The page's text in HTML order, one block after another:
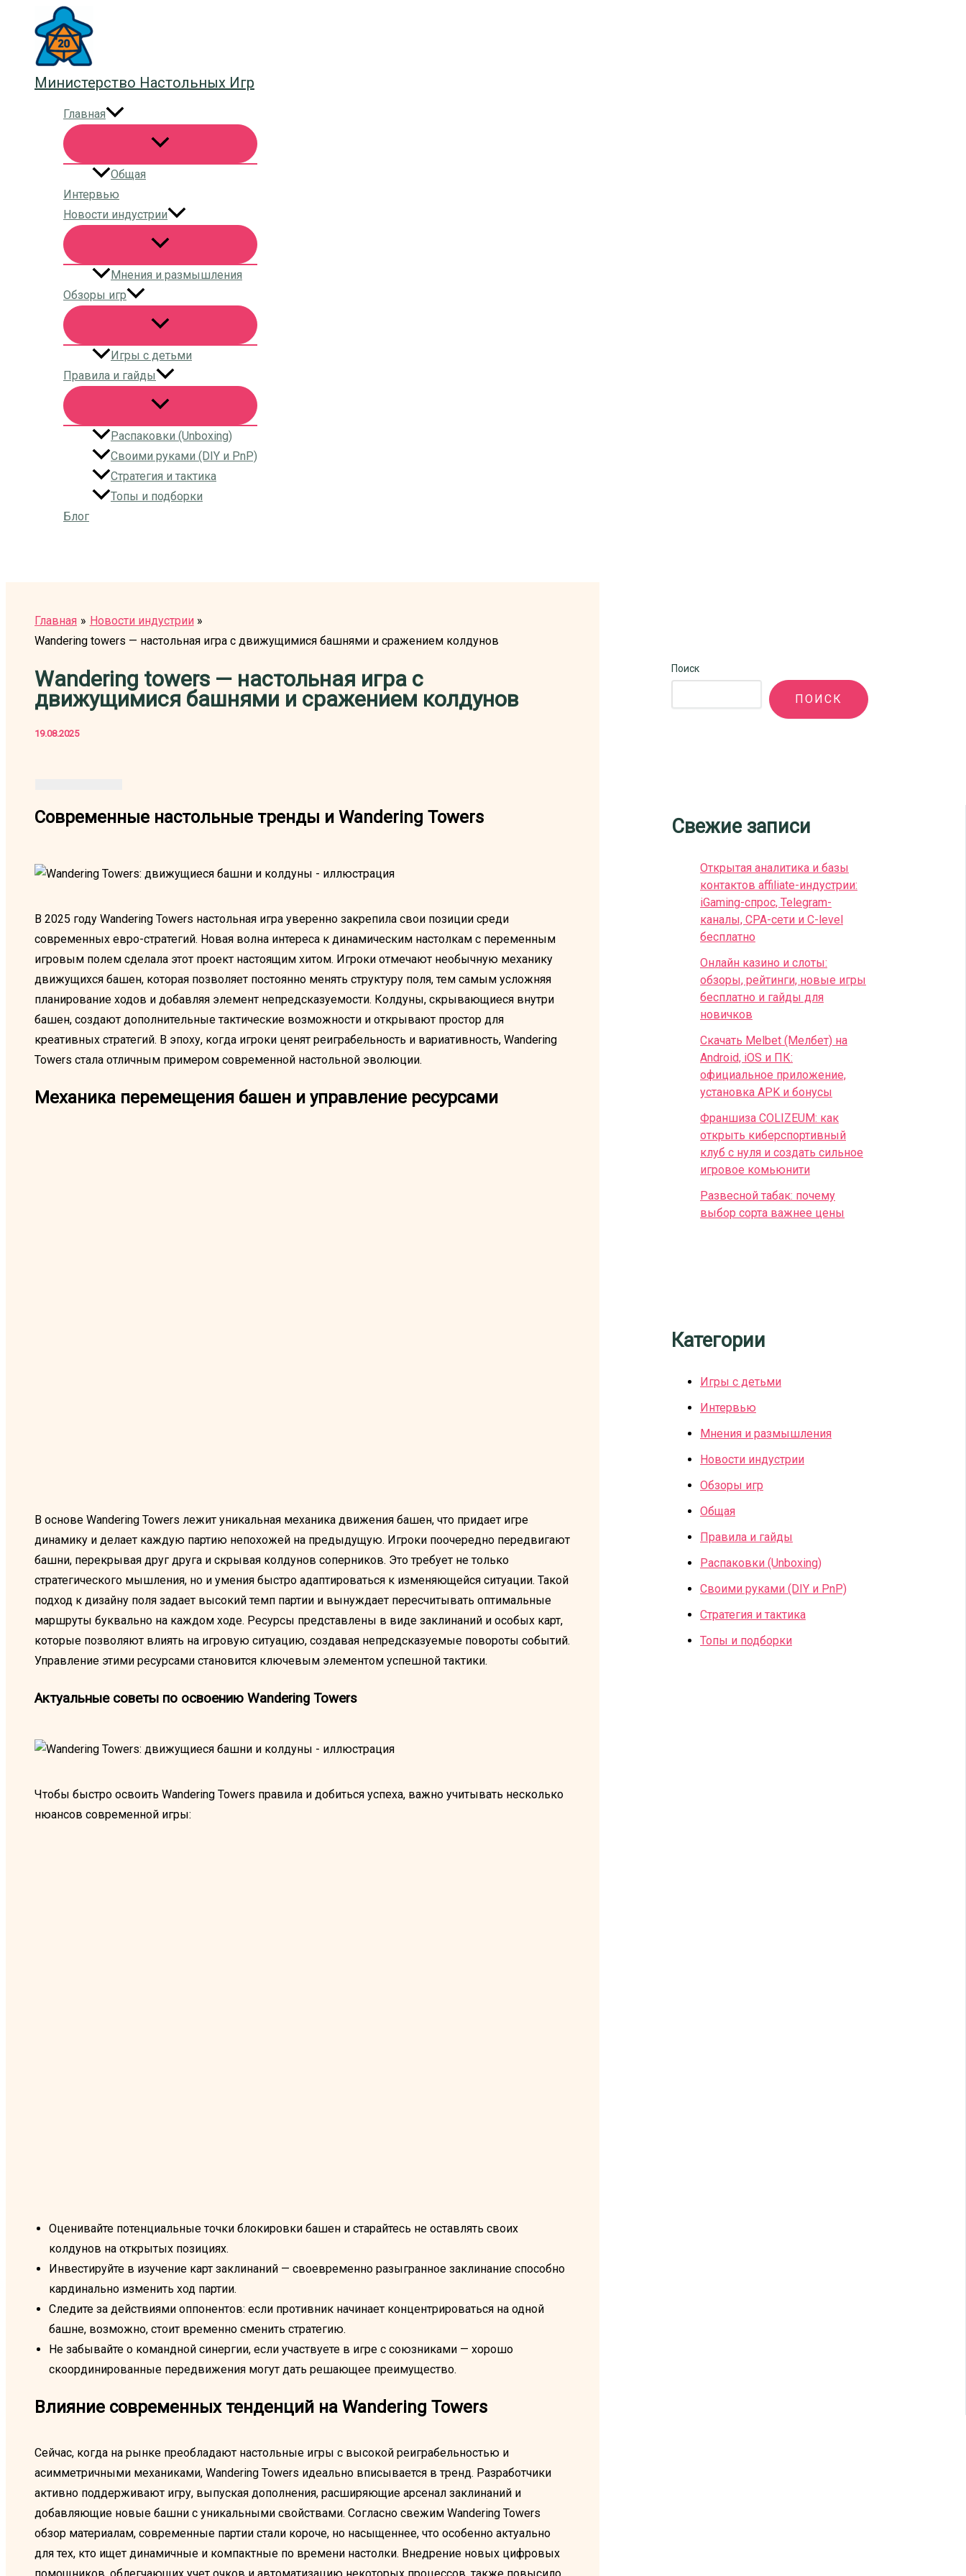
содержимому
Министерство Настольных Игр
Главная
Общая
Интервью
Новости индустрии
Мнения и размышления
Обзоры игр
Игры с детьми
Правила и гайды
Распаковки (Unboxing)
Своими руками (DIY и PnP)
Стратегия и тактика
Топы и подборки
Блог
Главная
Новости индустрии
Wandering towers — настольная игра с движущимися башнями и сражением колдунов
Wandering towers — настольная игра с
движущимися башнями и сражением колдунов
19.08.2025
Современные настольные тренды и Wandering Towers
В 2025 году Wandering Towers настольная игра уверенно закрепила свои позиции среди
современных евро-стратегий. Новая волна интереса к динамическим настолкам с переменным
игровым полем сделала этот проект настоящим хитом. Игроки отмечают необычную механику
движущихся башен, которая позволяет постоянно менять структуру поля, тем самым усложняя
планирование ходов и добавляя элемент непредсказуемости. Колдуны, скрывающиеся внутри
башен, создают дополнительные тактические возможности и открывают простор для
креативных стратегий. В эпоху, когда игроки ценят реиграбельность и вариативность, Wandering
Towers стала отличным примером современной настольной эволюции.
Механика перемещения башен и управление ресурсами
В основе Wandering Towers лежит уникальная механика движения башен, что придает игре
динамику и делает каждую партию непохожей на предыдущую. Игроки поочередно передвигают
башни, перекрывая друг друга и скрывая колдунов соперников. Это требует не только
стратегического мышления, но и умения быстро адаптироваться к изменяющейся ситуации. Такой
подход к дизайну поля задает высокий темп партии и вынуждает пересчитывать оптимальные
маршруты буквально на каждом ходе. Ресурсы представлены в виде заклинаний и особых карт,
которые позволяют влиять на игровую ситуацию, создавая непредсказуемые повороты событий.
Управление этими ресурсами становится ключевым элементом успешной тактики.
Актуальные советы по освоению Wandering Towers
Чтобы быстро освоить Wandering Towers правила и добиться успеха, важно учитывать несколько
нюансов современной игры:
Оценивайте потенциальные точки блокировки башен и старайтесь не оставлять своих
колдунов на открытых позициях.
Инвестируйте в изучение карт заклинаний — своевременно разыгранное заклинание способно
кардинально изменить ход партии.
Следите за действиями оппонентов: если противник начинает концентрироваться на одной
башне, возможно, стоит временно сменить стратегию.
Не забывайте о командной синергии, если участвуете в игре с союзниками — хорошо
скоординированные передвижения могут дать решающее преимущество.
Влияние современных тенденций на Wandering Towers
Сейчас, когда на рынке преобладают настольные игры с высокой реиграбельностью и
асимметричными механиками, Wandering Towers идеально вписывается в тренд. Разработчики
активно поддерживают игру, выпуская дополнения, расширяющие арсенал заклинаний и
добавляющие новые башни с уникальными свойствами. Согласно свежим Wandering Towers
обзор материалам, современные партии стали короче, но насыщеннее, что особенно актуально
для тех, кто ищет динамичные и компактные по времени настолки. Внедрение новых цифровых
Поиск
ПОИСК
Свежие записи
Открытая аналитика и базы
контактов affiliate-индустрии:
iGaming-спрос, Telegram-
каналы, CPA-сети и C-level
бесплатно
Онлайн казино и слоты:
обзоры, рейтинги, новые игры
бесплатно и гайды для
новичков
Скачать Melbet (Мелбет) на
Android, iOS и ПК:
официальное приложение,
установка APK и бонусы
Франшиза COLIZEUM: как
открыть киберспортивный
клуб с нуля и создать сильное
игровое комьюнити
Развесной табак: почему
выбор сорта важнее цены
Категории
Игры с детьми
Интервью
Мнения и размышления
Новости индустрии
Обзоры игр
Общая
Правила и гайды
Распаковки (Unboxing)
Своими руками (DIY и PnP)
Стратегия и тактика
Топы и подборки